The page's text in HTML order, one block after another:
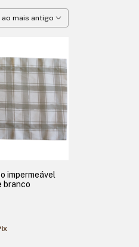
impermeável
branco